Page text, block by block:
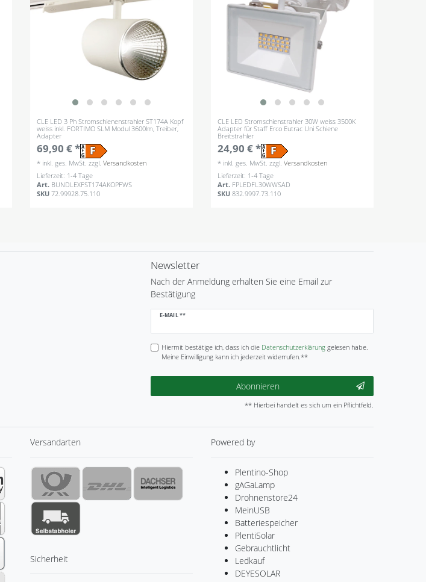
CLE LED 3 Ph Stromschienenstrahler ST174A Kopf
weiss inkl. FORTIMO SLM Modul 3600lm, Treiber,
Adapter
69,90 € *
* inkl. ges. MwSt. zzgl.Versandkosten
Lieferzeit: 1-4 Tage
Art. BUNDLEXFST174AKOPFWS
SKU72.99928.75.110
CLE LED Stromschienstrahler 30W weiss 3500K
Adapter für Staff Erco Eutrac Uni Schiene
Breitstrahler
24,90 € *
* inkl. ges. MwSt. zzgl.Versandkosten
Lieferzeit: 1-4 Tage
Art. FPLEDFL30WWSAD
SKU832.9997.73.110
Newsletter
Nach der Anmeldung erhalten Sie eine Email zur
Bestätigung
E-MAIL **
Newsletter
Hiermit bestätige ich, dass ich die Daten­schutz­erklärunggelesen habe.
Meine Einwilligung kann ich jederzeit widerrufen.**
Abonnieren
** Hierbei handelt es sich um ein Pflichtfeld.
Versandarten
Sicherheit
Powered by
Plentino-Shop
gAGaLamp
Drohnenstore24
MeinUSB
Batteriespeicher
PlentiSolar
Gebrauchtlicht
Ledkauf
DEYESOLAR